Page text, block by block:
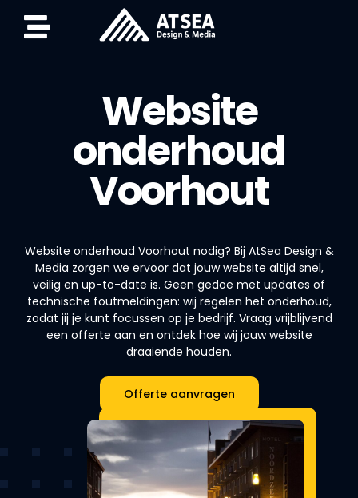
Website
onderhoud
Voorhout
Website onderhoud Voorhout nodig? Bij AtSea Design &
Media zorgen we ervoor dat jouw website altijd snel,
veilig en up-to-date is. Geen gedoe met updates of
technische foutmeldingen: wij regelen het onderhoud,
zodat jij je kunt focussen op je bedrijf. Vraag vrijblijvend
een offerte aan en ontdek hoe wij jouw website
draaiende houden.
Offerte aanvragen